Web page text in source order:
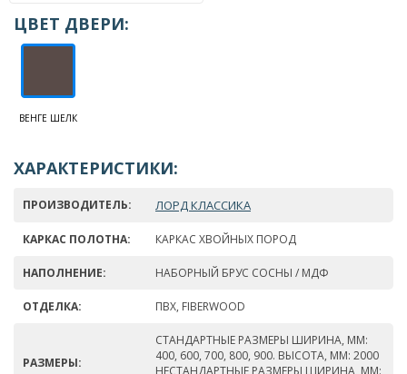
ЦВЕТ ДВЕРИ:
ВЕНГЕ ШЕЛК
ХАРАКТЕРИСТИКИ:
ПРОИЗВОДИТЕЛЬ: ЛОРД КЛАССИКА
КАРКАС ПОЛОТНА: КАРКАС ХВОЙНЫХ ПОРОД
НАПОЛНЕНИЕ: НАБОРНЫЙ БРУС СОСНЫ / МДФ
ОТДЕЛКА: ПВХ, FIBERWOOD
РАЗМЕРЫ:
СТАНДАРТНЫЕ РАЗМЕРЫ ШИРИНА, ММ:
400, 600, 700, 800, 900. ВЫСОТА, ММ: 2000